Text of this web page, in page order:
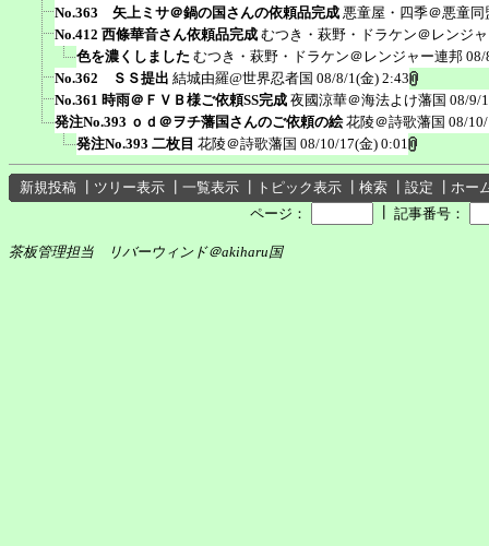
No.363 矢上ミサ＠鍋の国さんの依頼品完成 悪童屋・四季＠悪童同
No.412 西條華音さん依頼品完成 むつき・萩野・ドラケン＠レンジ
色を濃くしました むつき・萩野・ドラケン＠レンジャー連邦 08/
No.362 ＳＳ提出 結城由羅@世界忍者国 08/8/1(金) 2:43
No.361 時雨＠ＦＶＢ様ご依頼SS完成 夜國涼華＠海法よけ藩国 08/9/
発注No.393 ｏｄ＠ヲチ藩国さんのご依頼の絵 花陵＠詩歌藩国 08/
発注No.393 二枚目 花陵＠詩歌藩国 08/10/17(金) 0:01
新規投稿 ツリー表示 一覧表示 トピック表示 検索 設定
ホー
ページ：
記事番号：
茶板管理担当 リバーウィンド＠akiharu国